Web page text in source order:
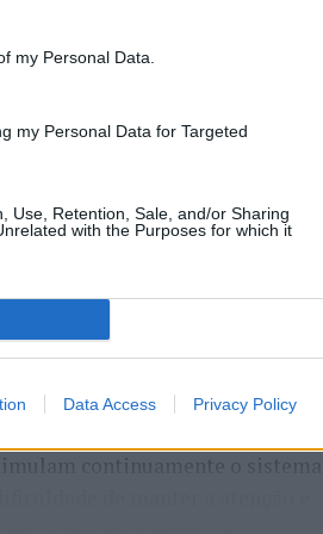
my Personal Data.
my Personal Data for Targeted
Use, Retention, Sale, and/or Sharing
with the Purposes for which it
Data Access Privacy Policy
Rodrigues, a cultura digital
a evolução humana, como a
ocorrer antes que qualquer
ambiente de escassez de
de informações e mudanças
elevada ao córtex pré-
continuamente o sistema